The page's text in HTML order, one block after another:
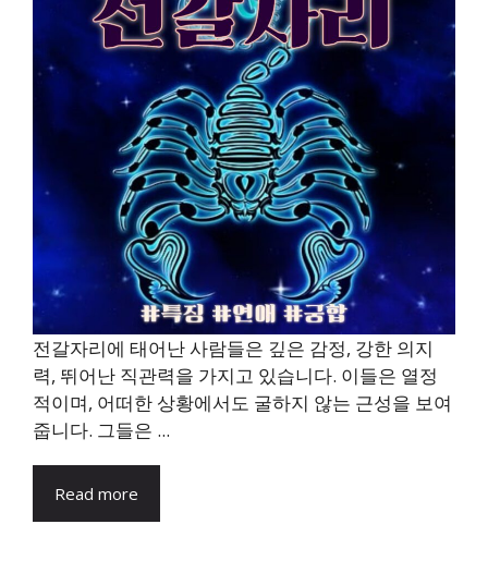
전갈자리에 태어난 사람들은 깊은 감정, 강한 의지
력, 뛰어난 직관력을 가지고 있습니다. 이들은 열정
적이며, 어떠한 상황에서도 굴하지 않는 근성을 보여
줍니다. 그들은 ...
Read more